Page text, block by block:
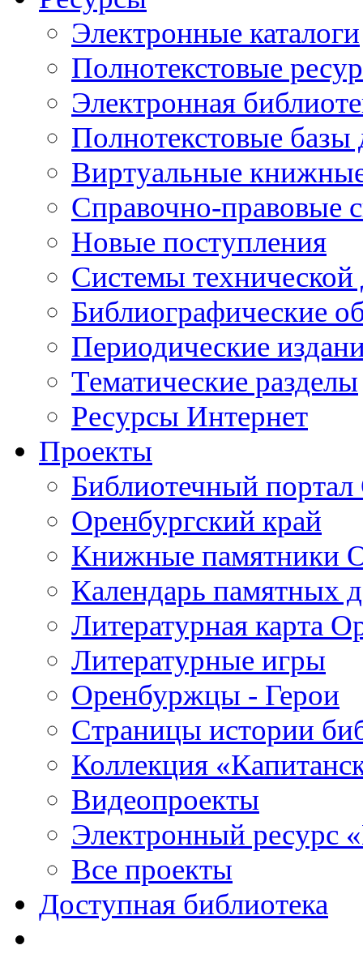
Электронные каталоги
Полнотекстовые
Электронная
Полнотекстовые
Виртуальные
Справочно-правовые
Новые поступления
Cистемы
Библиографические
Периодические
Тематические разделы
Ресурсы Интернет
Проекты
Библиотечный портал
Оренбургский край
Книжные памятники
Календарь памятных
Литературная карта
Литературные игры
Оренбуржцы - Герои
Страницы истории
Коллекция
Видеопроекты
Электронный ресурс
Все проекты
Доступная библиотека